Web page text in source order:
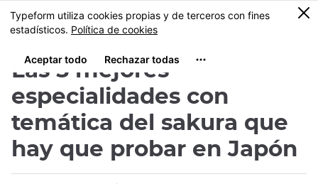
Tamaño
MENU
0
Las 5 mejores
especialidades con
temática del sakura que
hay que probar en Japón